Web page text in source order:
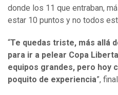
donde los 11 que entraban,
estar 10 puntos y no todos
“Te quedas triste, más allá
para ir a pelear Copa
equipos grandes, pero hoy
poquito de experiencia”,